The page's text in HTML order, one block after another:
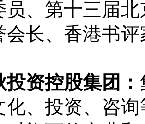
员、第十三届
会长、香港书
资控股集团：
化、投资、咨